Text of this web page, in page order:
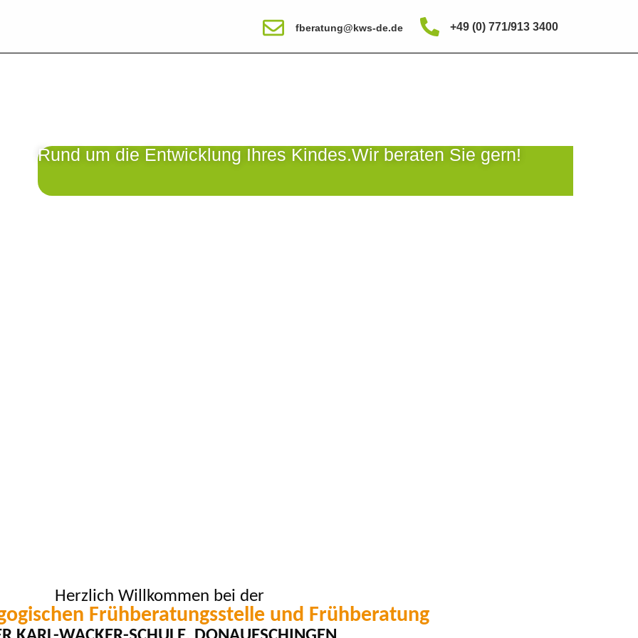
+49 (0) 771/913 3400
fberatung@kws-de.de
Rund um die Entwicklung Ihres Kindes.Wir beraten Sie gern!
Herzlich Willkommen bei der
Frühberatungsstelle und Frühberatung